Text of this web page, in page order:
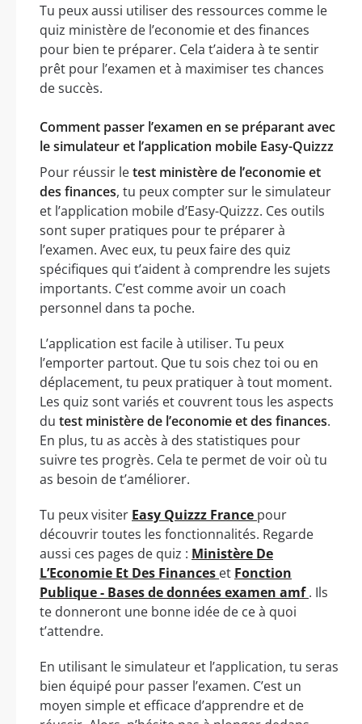
Tu peux aussi utiliser des ressources comme le
quiz ministère de l’economie et des finances
pour bien te préparer. Cela t’aidera à te sentir
prêt pour l’examen et à maximiser tes chances
de succès.
Comment passer l’examen en se préparant avec
le simulateur et l’application mobile Easy-Quizzz
Pour réussir letest ministère de l’economie et
des finances, tu peux compter sur le simulateur
et l’application mobile d’Easy-Quizzz. Ces outils
sont super pratiques pour te préparer à
l’examen. Avec eux, tu peux faire des quiz
spécifiques qui t’aident à comprendre les sujets
importants. C’est comme avoir un coach
personnel dans ta poche.
L’application est facile à utiliser. Tu peux
l’emporter partout. Que tu sois chez toi ou en
déplacement, tu peux pratiquer à tout moment.
Les quiz sont variés et couvrent tous les aspects
du test ministère de l’economie et des finances.
En plus, tu as accès à des statistiques pour
suivre tes progrès. Cela te permet de voir où tu
as besoin de t’améliorer.
Tu peux visiter Easy Quizzz France pour
découvrir toutes les fonctionnalités. Regarde
aussi ces pages de quiz : Ministère De
L’Economie Et Des Finances et Fonction
Publique - Bases de données examen amf. Ils
te donneront une bonne idée de ce à quoi
t’attendre.
En utilisant le simulateur et l’application, tu seras
bien équipé pour passer l’examen. C’est un
moyen simple et efficace d’apprendre et de